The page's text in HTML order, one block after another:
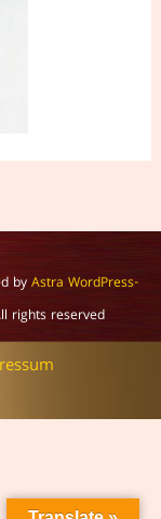
byAstra WordPress-
rights reserved